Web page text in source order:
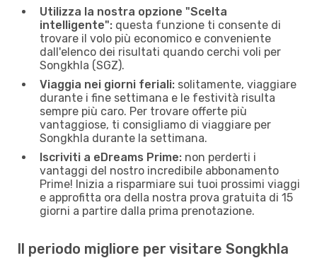
Utilizza la nostra opzione "Scelta
intelligente": questa funzione ti consente di
trovare il volo più economico e conveniente
dall'elenco dei risultati quando cerchi voli per
Songkhla (SGZ).
Viaggia nei giorni feriali: solitamente, viaggiare
durante i fine settimana e le festività risulta
sempre più caro. Per trovare offerte più
vantaggiose, ti consigliamo di viaggiare per
Songkhla durante la settimana.
Iscriviti a eDreams Prime: non perderti i
vantaggi del nostro incredibile abbonamento
Prime! Inizia a risparmiare sui tuoi prossimi viaggi
e approfitta ora della nostra prova gratuita di 15
giorni a partire dalla prima prenotazione.
Il periodo migliore per visitare Songkhla